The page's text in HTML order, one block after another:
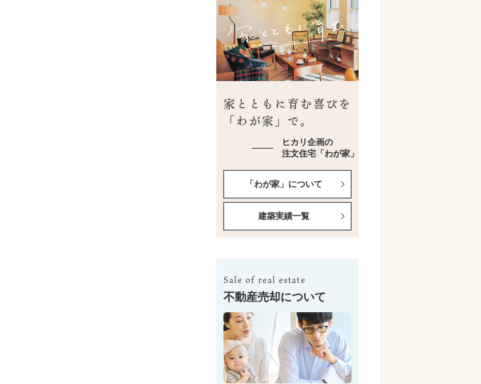
家とともに育む喜びを
「わが家」で。
ヒカリ企画の
注文住宅「わが家」
「わが家」について
建築実績一覧
Sale of real estate
不動産売却について